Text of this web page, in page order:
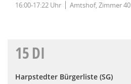
16:00-17:22 Uhr Amtshof, Zimmer 40
15DI
Harpstedter Bürgerliste (SG)